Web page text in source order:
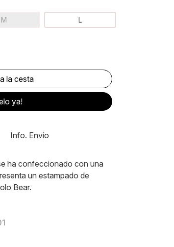
M L
ya!
Info. Envío
ha confeccionado con una
un estampado de
Bear.